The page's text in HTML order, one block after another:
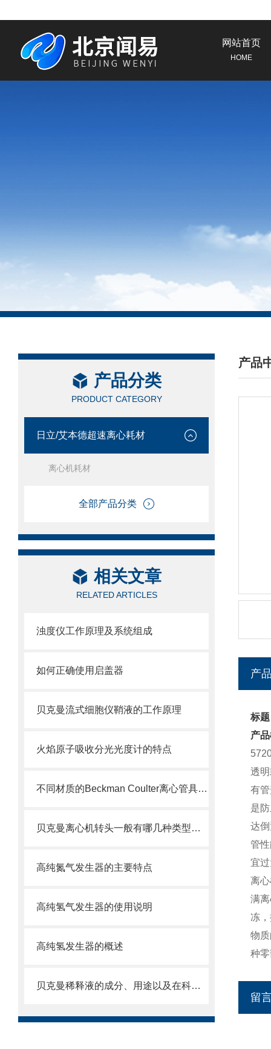
网站首页
HOME
产品分类
PRODUCT CATEGORY
日立/艾本德超速离心耗材
离心机耗材
全部产品分类
相关文章
RELATED ARTICLES
浊度仪工作原理及系统组成
如何正确使用启盖器
贝克曼流式细胞仪鞘液的工作原理
火焰原子吸收分光光度计的特点
不同材质的Beckman Coulter离心管具有不同的使用特性
贝克曼离心机转头一般有哪几种类型呢？
高纯氮气发生器的主要特点
高纯氢气发生器的使用说明
高纯氢发生器的概述
贝克曼稀释液的成分、用途以及在科学研究中的重要性
产品
/
产
标
产
透
有
是
达
管
宜
离
满
冻
物
种
留